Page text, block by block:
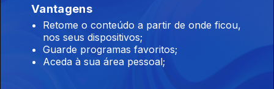
Orfeu de Sá Lisboa
Direto Moçambique
Vantagens
Retome o conteúdo a partir de onde ficou,
nos seus dispositivos;
Guarde programas favoritos;
Aceda à sua área pessoal;